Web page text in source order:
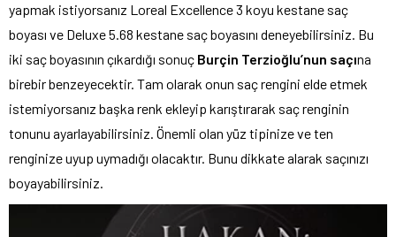
yapmak istiyorsanız Loreal Excellence 3 koyu kestane saç
boyası ve Deluxe 5.68 kestane saç boyasını deneyebilirsiniz. Bu
iki saç boyasının çıkardığı sonuç Burçin Terzioğlu’nun saçına
birebir benzeyecektir. Tam olarak onun saç rengini elde etmek
istemiyorsanız başka renk ekleyip karıştırarak saç renginin
tonunu ayarlayabilirsiniz. Önemli olan yüz tipinize ve ten
renginize uyup uymadığı olacaktır. Bunu dikkate alarak saçınızı
boyayabilirsiniz.